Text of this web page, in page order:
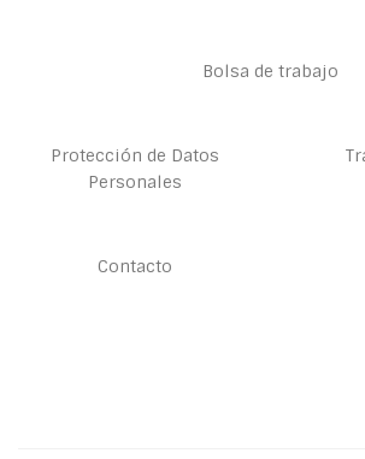
Bolsa de trabajo
Protección de Datos
Personales
Contacto